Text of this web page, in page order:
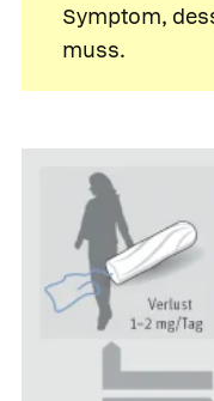
Symptom,
muss.